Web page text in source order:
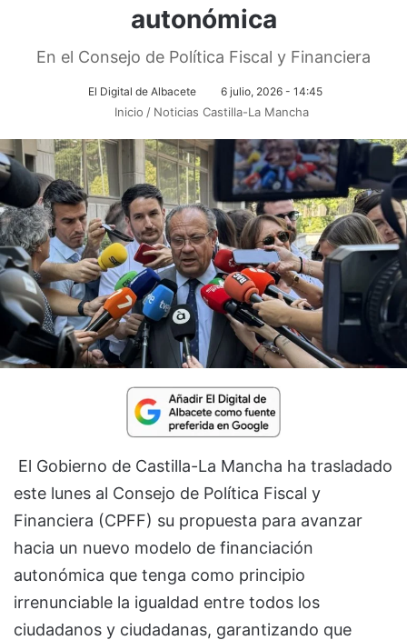
autonómica
En el Consejo de Política Fiscal y Financiera
El Digital de Albacete 6 julio, 2026 - 14:45
Inicio / Noticias Castilla-La Mancha
El Gobierno de Castilla-La Mancha ha trasladado
este lunes al Consejo de Política Fiscal y
Financiera (CPFF) su propuesta para avanzar
hacia un nuevo modelo de financiación
autonómica que tenga como principio
irrenunciable la igualdad entre todos los
ciudadanos y ciudadanas, garantizando que